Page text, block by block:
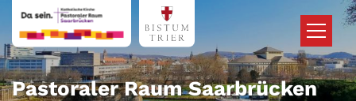
Zum Inhalt springen
Pastoraler Raum Saarbrücken